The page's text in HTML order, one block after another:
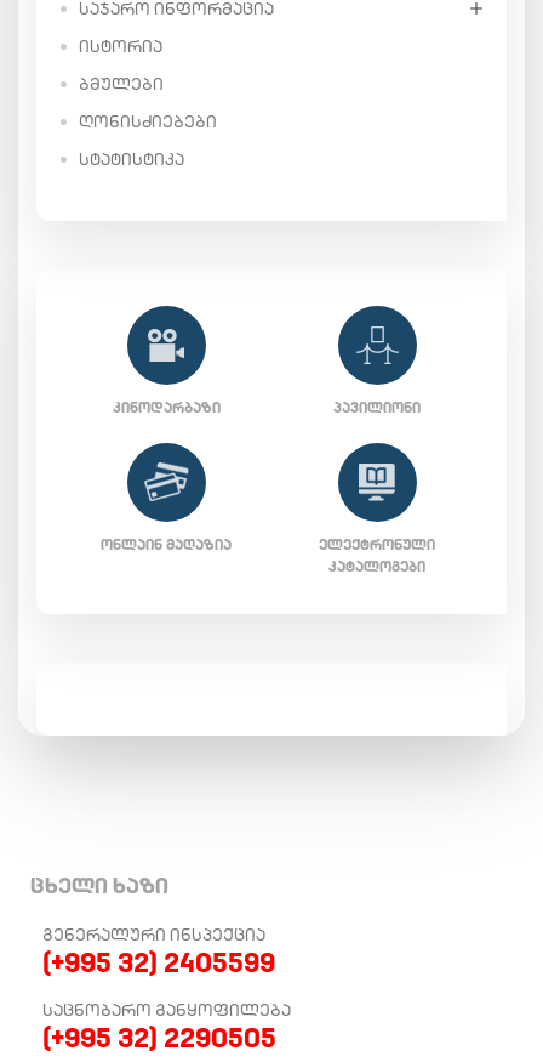
ᲡᲐᲯᲐᲠᲝ ᲘᲜᲤᲝᲠᲛᲐᲪᲘᲐ
ᲘᲡᲢᲝᲠᲘᲐ
ᲑᲛᲣᲚᲔᲑᲘ
ᲦᲝᲜᲘᲡᲫᲘᲔᲑᲔᲑᲘ
ᲡᲢᲐᲢᲘᲡᲢᲘᲙᲐ
ᲙᲘᲜᲝᲓᲐᲠᲑᲐᲖᲘ ᲞᲐᲕᲘᲚᲘᲝᲜᲘ
ᲝᲜᲚᲐᲘᲜ ᲛᲐᲦᲐᲖᲘᲐ
ᲔᲚᲔᲥᲢᲠᲝᲜᲣᲚᲘ
ᲙᲐᲢᲐᲚᲝᲒᲔᲑᲘ
ცხელი ხაზი
ᲒᲔᲜᲔᲠᲐᲚᲣᲠᲘ ᲘᲜᲡᲞᲔᲥᲪᲘᲐ
(+995 32) 2405599
ᲡᲐᲪᲜᲝᲑᲐᲠᲝ ᲒᲐᲜᲧᲝᲤᲘᲚᲔᲑᲐ
(+995 32) 2290505